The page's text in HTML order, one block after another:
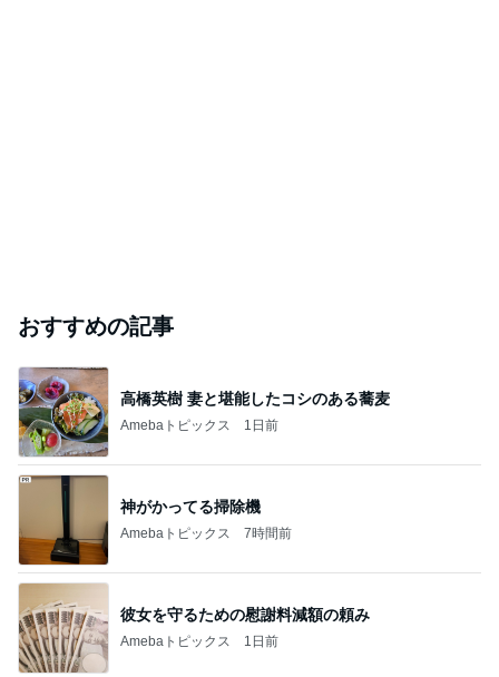
おすすめの記事
高橋英樹 妻と堪能したコシのある蕎麦
Amebaトピックス 1日前
神がかってる掃除機
Amebaトピックス 7時間前
彼女を守るための慰謝料減額の頼み
Amebaトピックス 1日前